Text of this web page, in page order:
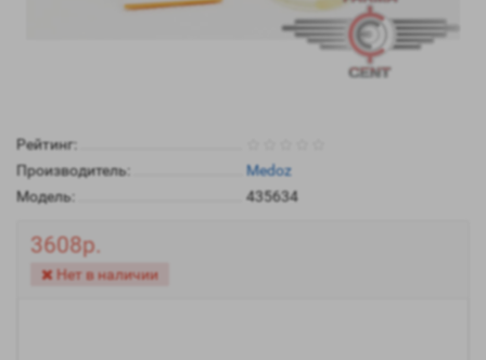
Рейтинг:
Производитель:
Medoz
Модель:
435634
3608р.
Нет в наличии